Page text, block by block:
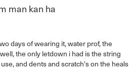
man kan ha
days of wearing it, water prof, the
the only letdown i had is the string
and dents and scratch's on the heals